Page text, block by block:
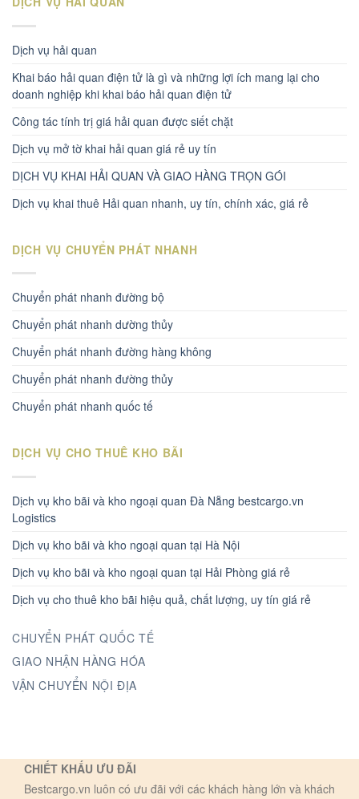
Dịch vụ hải quan
Khai báo hải quan điện tử là gì và những lợi ích mang lại cho
doanh nghiệp khi khai báo hải quan điện tử
Công tác tính trị giá hải quan được siết chặt
Dịch vụ mở tờ khai hải quan giá rẻ uy tín
DỊCH VỤ KHAI HẢI QUAN VÀ GIAO HÀNG TRỌN GÓI
Dịch vụ khai thuê Hải quan nhanh, uy tín, chính xác, giá rẻ
DỊCH VỤ CHUYỂN PHÁT NHANH
Chuyển phát nhanh đường bộ
Chuyển phát nhanh dường thủy
Chuyển phát nhanh đường hàng không
Chuyển phát nhanh đường thủy
Chuyển phát nhanh quốc tế
DỊCH VỤ CHO THUÊ KHO BÃI
Dịch vụ kho bãi và kho ngoại quan Đà Nẵng bestcargo.vn
Logistics
Dịch vụ kho bãi và kho ngoại quan tại Hà Nội
Dịch vụ kho bãi và kho ngoại quan tại Hải Phòng giá rẻ
Dịch vụ cho thuê kho bãi hiệu quả, chất lượng, uy tín giá rẻ
CHUYỂN PHÁT QUỐC TẾ
GIAO NHẬN HÀNG HÓA
VẬN CHUYỂN NỘI ĐỊA
CHIẾT KHẤU ƯU ĐÃI
Bestcargo.vn luôn có ưu đãi với các khách hàng lớn và khách